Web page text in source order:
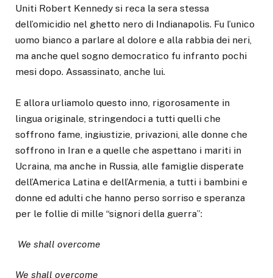
Uniti Robert Kennedy si reca la sera stessa
dell’omicidio nel ghetto nero di Indianapolis. Fu l’unico
uomo bianco a parlare al dolore e alla rabbia dei neri,
ma anche quel sogno democratico fu infranto pochi
mesi dopo. Assassinato, anche lui.
E allora urliamolo questo inno, rigorosamente in
lingua originale, stringendoci a tutti quelli che
soffrono fame, ingiustizie, privazioni, alle donne che
soffrono in Iran e a quelle che aspettano i mariti in
Ucraina, ma anche in Russia, alle famiglie disperate
dell’America Latina e dell’Armenia, a tutti i bambini e
donne ed adulti che hanno perso sorriso e speranza
per le follie di mille “signori della guerra”:
We shall overcome
We shall overcome